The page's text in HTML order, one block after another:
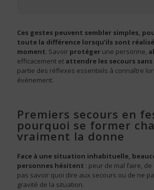
Ces gestes peuvent sembler simples,
toute la différence lorsqu’ils sont
moment. Savoir protéger une personne,
efficacement et attendre les secours
partie des réflexes essentiels à connaître
événement.
Premiers secours en
pourquoi se former
vraiment la donne
Face à une situation inhabituelle,
personnes hésitent : peur de mal faire,
pas savoir quoi dire aux secours ou de ne
gravité de la situation.